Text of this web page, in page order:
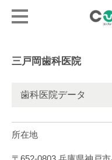
三戸岡歯科医院
歯科医院データ
所在地